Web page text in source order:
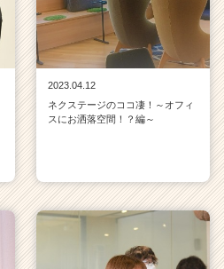
2023.04.12
ネクステージのココ凄！～オフィ
スにお洒落空間！？編～